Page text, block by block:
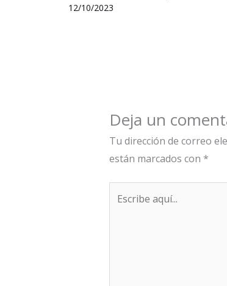
12/10/2023
Deja un
Tu dirección de correo
están marcados con *